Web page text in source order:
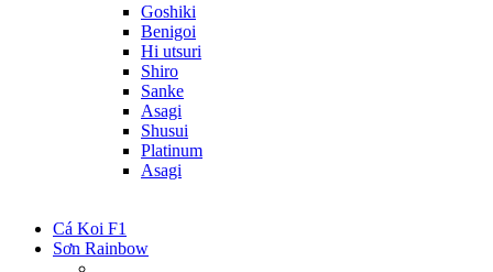
Goshiki
Benigoi
Hi utsuri
Shiro
Sanke
Asagi
Shusui
Platinum
Asagi
Cá Koi F1
Sơn Rainbow